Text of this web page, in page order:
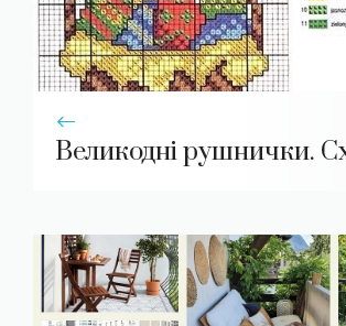
Великодні рушнички.